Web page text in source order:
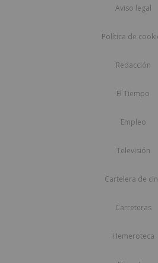
Aviso legal
Política de
Redacción
El Tiempo
Empleo
Televisión
Cartelera de
Carreteras
Hemeroteca